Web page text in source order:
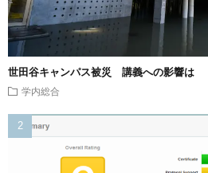
世田谷キャンパス被災 講義への影響は
学内総合